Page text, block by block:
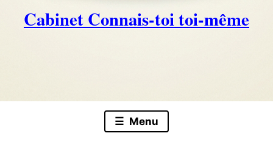
Cabinet Connais-toi toi-même
content
Menu